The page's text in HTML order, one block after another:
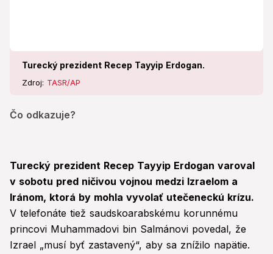
Turecký prezident Recep Tayyip Erdogan.
Zdroj: TASR/AP
Čo odkazuje?
Turecký prezident Recep Tayyip Erdogan varoval
v sobotu pred ničivou vojnou medzi Izraelom a
Iránom, ktorá by mohla vyvolať utečeneckú krízu.
V telefonáte tiež saudskoarabskému korunnému
princovi Muhammadovi bin Salmánovi povedal, že
Izrael „musí byť zastavený“, aby sa znížilo napätie.